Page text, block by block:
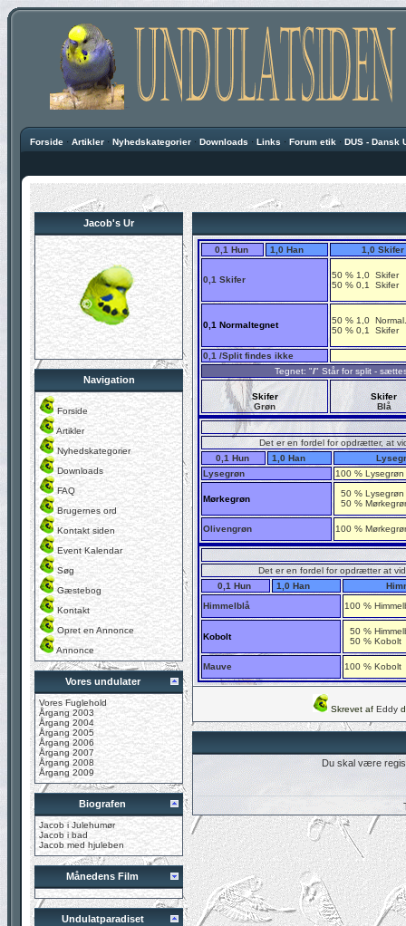
Forside · Artikler · Nyhedskategorier · Downloads · Links · Forum etik · DUS - Dansk
Jacob's Ur
Navigation
Forside
Artikler
Nyhedskategorier
Downloads
FAQ
Brugernes ord
Kontakt siden
Event Kalendar
Søg
Gæstebog
Kontakt
Opret en Annonce
Annonce
Vores undulater
Vores Fuglehold
Årgang 2003
Årgang 2004
Årgang 2005
Årgang 2006
Årgang 2007
Årgang 2008
Årgang 2009
Biografen
Jacob i Julehumør
Jacob i bad
Jacob med hjuleben
Månedens Film
Undulatparadiset
0,1 Hun 1,0 Han 1,0 Skifer
0,1 Skifer 50 % 1,0 Skifer
50 % 0,1 Skifer
0,1 Normaltegnet
50 % 1,0 Normal.
50 % 0,1 Skifer
0,1 /Split findes ikke
Tegnet: "/" Står for split -
Skifer
Grøn
Skifer
Blå
Det er en fordel for opdrætter, at
0,1 Hun
1,0 Han
Lysegrøn
100 % Lysegrøn
Mørkegrøn
50 % Lysegrøn
50 %
Olivengrøn 100 %
Det er en fordel for opdrætter at
0,1 Hun
1,0 Han
Himmelblå
100 %
Kobolt
50 %
50 % Kobolt
Mauve 100 % Kobolt
Skrevet af Eddy
Du skal være